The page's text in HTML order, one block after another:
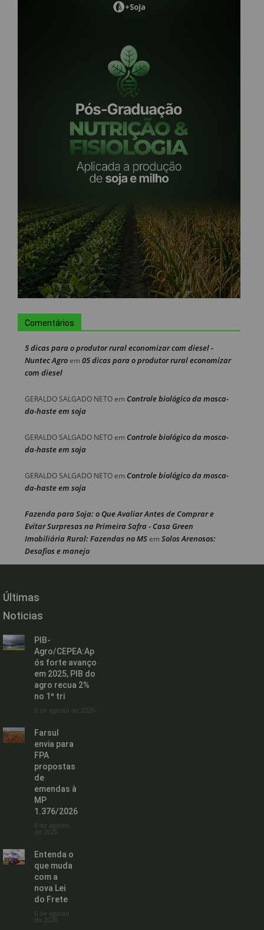
Comentários
5 dicas para o produtor rural economizar com diesel -
Nuntec Agroem 05 dicas para o produtor rural economizar
com diesel
GERALDO SALGADO NETOem Controle biológico da mosca-
da-haste em soja
GERALDO SALGADO NETOem Controle biológico da mosca-
da-haste em soja
GERALDO SALGADO NETOem Controle biológico da mosca-
da-haste em soja
Fazenda para Soja: o Que Avaliar Antes de Comprar e
Evitar Surpresas na Primeira Safra - Casa Green
Imobiliária Rural: Fazendas no MSem Solos Arenosos:
Desafios e manejo
Últimas
Noticias
PIB-
Agro/CEPEA:Ap
ós forte avanço
em 2025, PIB do
agro recua 2%
no 1º tri
6 de agosto de 2026
Farsul
envia para
FPA
propostas
de
emendas à
MP
1.376/2026
6 de agosto
de 2026
Entenda o
que muda
com a
nova Lei
do Frete
6 de agosto
de 2026